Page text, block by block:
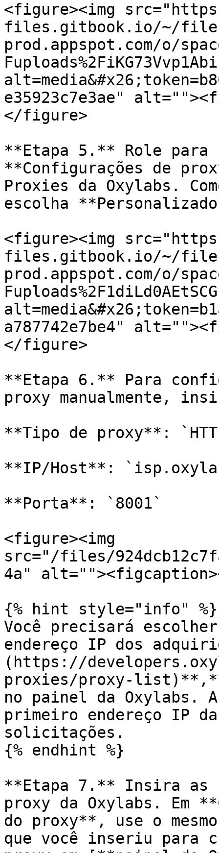
<figure><img
files.gitbook.io/~/
prod.appspot.com/o/
e35923c7e3ae"
</figure>
**Etapa 5.** Role para
**Configurações de
Proxies da Oxylabs.
escolha
<figure><img
files.gitbook.io/~/
prod.appspot.com/o/
a787742e7be4"
</figure>
**Etapa 6.** Para
proxy manualmente,
**Tipo de proxy**:
**IP/Host**:
**Porta**: `8001`
<figure><img
src="/files/
4a"
{% hint style="info" %}
Você precisará
endereço IP dos
(https://
proxies/proxy-list)**,**
no painel da Oxylabs.
primeiro endereço IP
solicitações.
{% endhint %}
**Etapa 7.** Insira as
proxy da Oxylabs. Em
do proxy**, use o
que você inseriu para